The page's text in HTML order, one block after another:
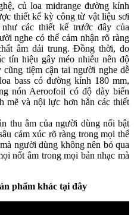
củ loa midrange đường kính
thiết kế kỳ công từ vật liệu sơi
các thiết kế trước đây của
nghe có thể cảm nhận rõ ràng
âm dải trung. Đồng thời, do
tín hiệu gây méo nhiễu nên độ
tiệm cận tai người nghe dễ
bass có đường kính 180 mm,
nón Aeroofoil có độ dày biến
mẽ và nội lực hơn hẳn các thiết
thu âm của người dùng nổi bật
cảm xúc rõ ràng trong mọi thể
người dùng không nên bỏ qua
nốt âm trong mọi bản nhạc mà
phẩm khác tại đây